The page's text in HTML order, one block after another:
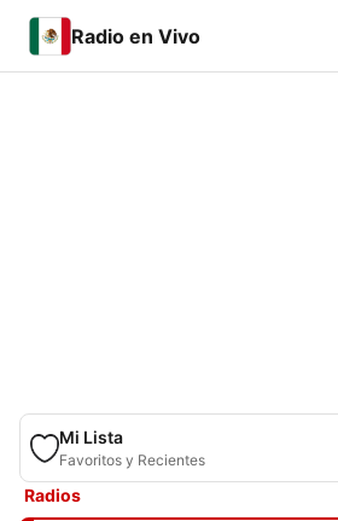
Radio en Vivo
Mi Lista
Favoritos y Recientes
Radios